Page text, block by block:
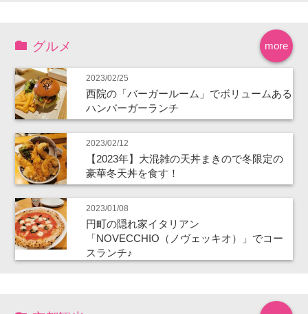
more
グルメ
2023/02/25
西院の「バーガールーム」でボリュームある
ハンバーガーランチ
2023/02/12
【2023年】大混雑の天丼まきので冬限定の
豪華冬天丼を食す！
2023/01/08
円町の隠れ家イタリアン
「NOVECCHIO（ノヴェッキオ）」でコー
スランチ♪